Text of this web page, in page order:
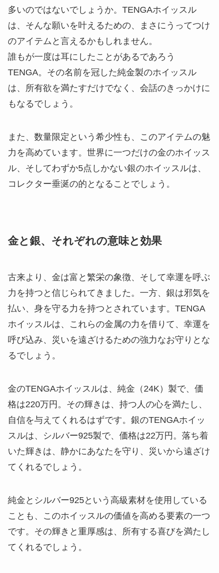
多いのではないでしょうか。TENGAホイッスル
は、そんな願いを叶えるための、まさにうってつけ
のアイテムと言えるかもしれません。
誰もが一度は耳にしたことがあるであろう
TENGA。その名前を冠した純金製のホイッスル
は、所有欲を満たすだけでなく、会話のきっかけに
もなるでしょう。
また、数量限定という希少性も、このアイテムの魅
力を高めています。世界に一つだけの金のホイッス
ル、そしてわずか5点しかない銀のホイッスルは、
コレクター垂涎の的となることでしょう。
金と銀、それぞれの意味と効果
古来より、金は富と繁栄の象徴、そして幸運を呼ぶ
力を持つと信じられてきました。一方、銀は邪気を
払い、身を守る力を持つとされています。TENGA
ホイッスルは、これらの金属の力を借りて、幸運を
呼び込み、災いを遠ざけるための強力なお守りとな
るでしょう。
金のTENGAホイッスルは、純金（24K）製で、価
格は220万円。その輝きは、持つ人の心を満たし、
自信を与えてくれるはずです。銀のTENGAホイッ
スルは、シルバー925製で、価格は22万円。落ち着
いた輝きは、静かにあなたを守り、災いから遠ざけ
てくれるでしょう。
純金とシルバー925という高級素材を使用している
ことも、このホイッスルの価値を高める要素の一つ
です。その輝きと重厚感は、所有する喜びを満たし
てくれるでしょう。